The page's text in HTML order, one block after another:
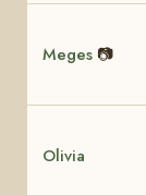
Meges 📷
Olivia